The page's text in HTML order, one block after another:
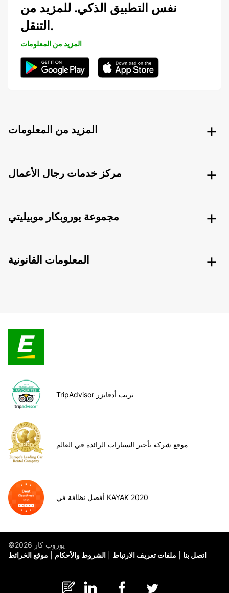
نفس التطبيق الذكي. للمزيد من
التنقل.
المزيد من المعلومات
المزيد من المعلومات
مركز خدمات رجال الأعمال
مجموعة يوروبكار موبيليتي
المعلومات القانونية
TripAdvisor تريب أدفايزر
موقع شركة تأجير السيارات الرائدة في العالم
أفضل نظافة في KAYAK 2020
©يوروب كار 2026
موقع الخرائط
الشروط والأحكام ملفات تعريف الارتباط اتصل بنا